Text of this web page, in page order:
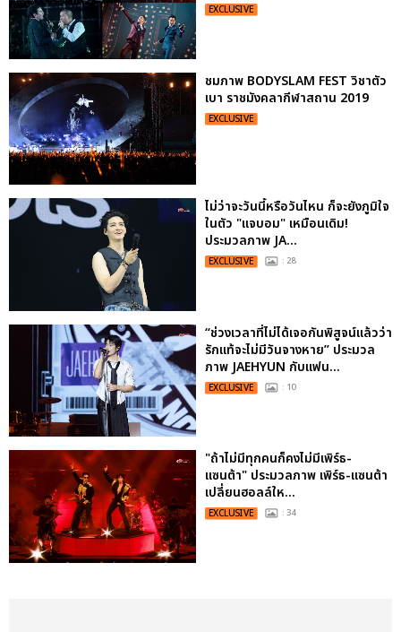
EXCLUSIVE
ชมภาพ BODYSLAM FEST วิชาตัว
เบา ราชมังคลากีฬาสถาน 2019
EXCLUSIVE
ไม่ว่าจะวันนี้หรือวันไหน ก็จะยังภูมิใจ
ในตัว "แจบอม" เหมือนเดิม!
ประมวลภาพ JA...
EXCLUSIVE : 28
“ช่วงเวลาที่ไม่ได้เจอกันพิสูจน์แล้วว่า
รักแท้จะไม่มีวันจางหาย” ประมวล
ภาพ JAEHYUN กับแฟน...
EXCLUSIVE : 10
"ถ้าไม่มีทุกคนก็คงไม่มีเพิร์ธ-
แซนต้า" ประมวลภาพ เพิร์ธ-แซนต้า
เปลี่ยนฮอลล์ให...
EXCLUSIVE : 34